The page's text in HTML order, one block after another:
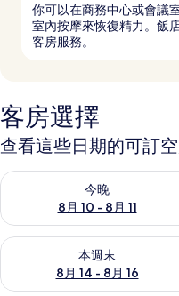
你可以在商務中心或會議
室內按摩來恢復精力。飯
客房服務。
客房選擇
查看這些日期的可訂
今晚
8月 10 - 8月 11
查看今晚 8月 10 - 8月 11的可
本週末
8月 14 - 8月 16
查看本週末 8月 14 - 8月 16的